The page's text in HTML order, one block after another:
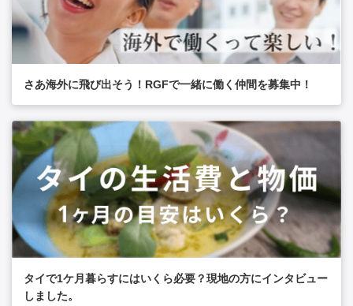
さあ海外に飛び出そう！RGFで一緒に働く仲間を募集中！
タイで1ケ月暮らすにはいくら必要？現地の方にインタビュー
しました。